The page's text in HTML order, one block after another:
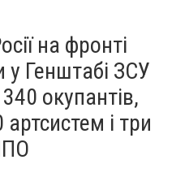
на фронті
у Генштабі ЗСУ
окупантів,
і три